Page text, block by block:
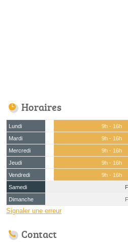
Horaires
Lundi
9h - 16h
Mardi
9h - 16h
Mercredi
9h - 16h
Jeudi
9h - 16h
Vendredi
9h - 16h
Samedi
Dimanche
Signaler une erreur
Contact